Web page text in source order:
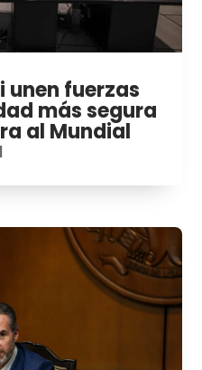
unen fuerzas
más segura
al Mundial